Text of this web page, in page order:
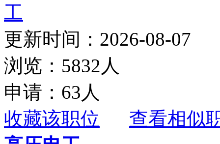
工
更新时间：2026-08-07
浏览：5832人
申请：63人
收藏该职位
查看相似